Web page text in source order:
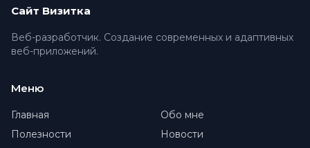
Сайт Визитка
Веб-разработчик. Создание современных и адаптивных
веб-приложений.
Меню
Главная
Обо мне
Полезности
Новости